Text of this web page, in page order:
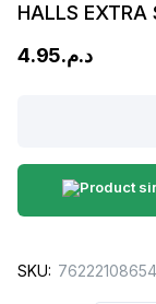
HALLS EXTRA
د.م.4.95
STRONG
FLAVOR
9
quantity
SKU: